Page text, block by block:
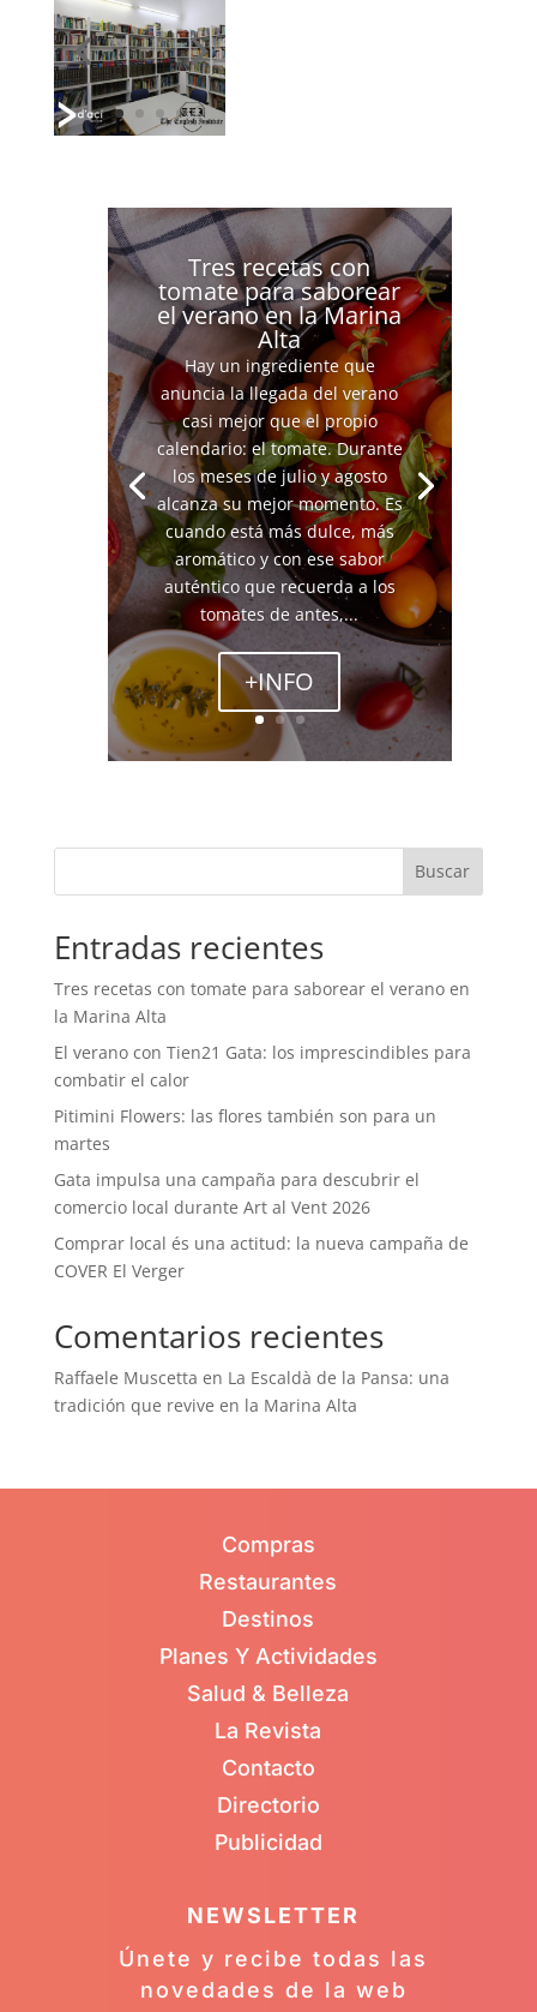
Tres recetas con
tomate para saborear
el verano en la Marina
Alta
Hay un ingrediente que
anuncia la llegada del verano
casi mejor que el propio
calendario: el tomate. Durante
los meses de julio y agosto
alcanza su mejor momento. Es
cuando está más dulce, más
aromático y con ese sabor
auténtico que recuerda a los
tomates de antes,...
+INFO
Buscar
Entradas recientes
Tres recetas con tomate para saborear el verano en
la Marina Alta
El verano con Tien21 Gata: los imprescindibles para
combatir el calor
Pitimini Flowers: las flores también son para un
martes
Gata impulsa una campaña para descubrir el
comercio local durante Art al Vent 2026
Comprar local és una actitud: la nueva campaña de
COVER El Verger
Comentarios recientes
Raffaele Muscetta en La Escaldà de la Pansa: una
tradición que revive en la Marina Alta
Compras
Restaurantes
Destinos
Planes Y Actividades
Salud & Belleza
La Revista
Contacto
Directorio
Publicidad
NEWSLETTER
Únete y recibe todas las
novedades de la web